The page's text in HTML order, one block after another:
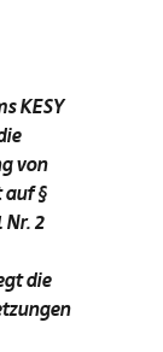
KESY
von
§
Nr. 2
die